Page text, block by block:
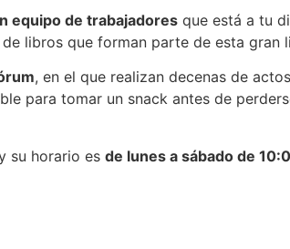
equipo de trabajadores que está a tu
libros que forman parte de esta gran
, en el que realizan decenas de
para tomar un snack antes de
su horario es de lunes a sábado de